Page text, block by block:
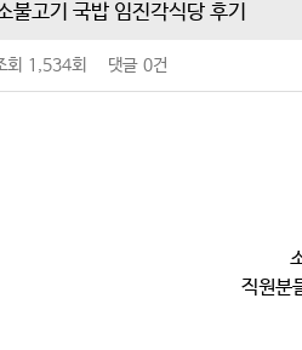
불고기 국밥 임진각식당 후기
회 1,534회 댓글 0건
직원분